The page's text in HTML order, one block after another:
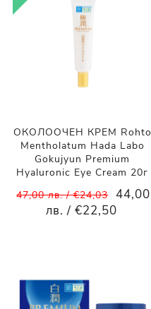
ОКОЛООЧЕН КРЕМ Rohto
Mentholatum Hada Labo
Gokujyun Premium
Hyaluronic Eye Cream 20г
47,00 лв. / €24,03 44,00
лв. / €22,50